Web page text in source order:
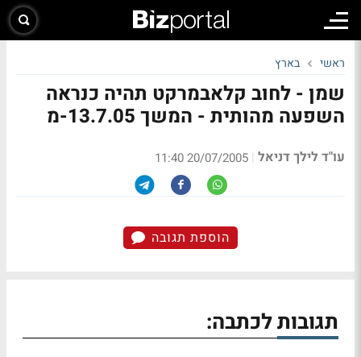
ראשי בארץ
שמן - לחוב קלאבמרקט תהיה כנראה
השפעה מהותית - המשך 13.7.05-מ
עו"ד לילך דניאל |
20/07/2005 11:40
הוספת תגובה
תגובות לכתבה: